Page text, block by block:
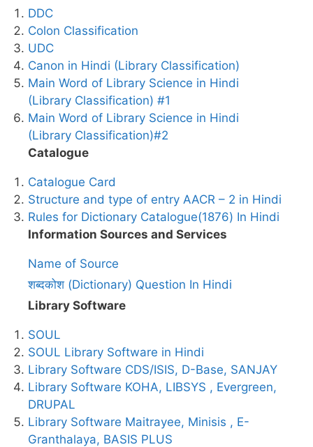
DDC
Colon Classification
UDC
Canon in Hindi (Library Classification)
Main Word of Library Science in Hindi
(Library Classification) #1
Main Word of Library Science in Hindi
(Library Classification)#2
Catalogue
Catalogue Card
Structure and type of entry AACR – 2 in Hindi
Rules for Dictionary Catalogue(1876) In Hindi
Information Sources and Services
Name of Source
शब्दकोश (Dictionary) Question In Hindi
Library Software
SOUL
SOUL Library Software in Hindi
Library Software CDS/ISIS, D-Base, SANJAY
Library Software KOHA, LIBSYS , Evergreen,
DRUPAL
Library Software Maitrayee, Minisis , E-
Granthalaya, BASIS PLUS